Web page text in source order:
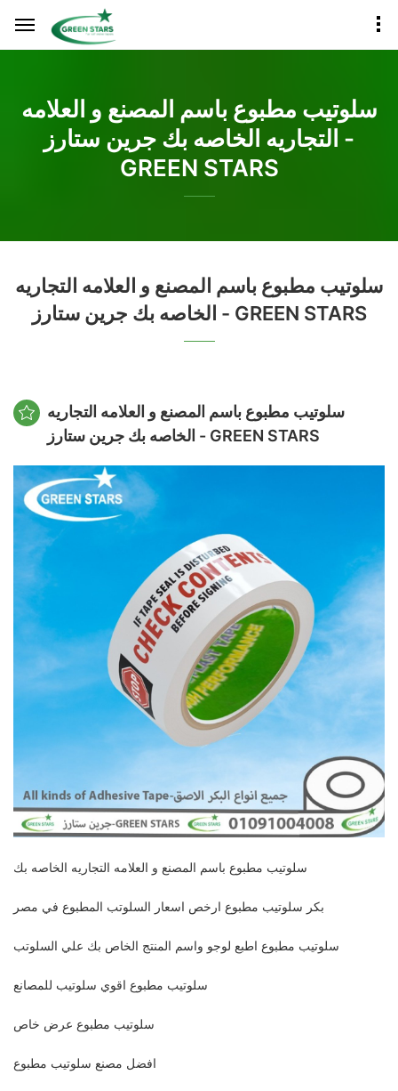
سلوتيب مطبوع باسم المصنع و العلامه
التجاريه الخاصه بك جرين ستارز -
GREEN STARS
سلوتيب مطبوع باسم المصنع و العلامه التجاريه
الخاصه بك جرين ستارز - GREEN STARS
سلوتيب مطبوع باسم المصنع و العلامه التجاريه
الخاصه بك جرين ستارز - GREEN STARS
سلوتيب مطبوع باسم المصنع و العلامه التجاريه الخاصه بك
بكر سلوتيب مطبوع ارخص اسعار السلوتب المطبوع في مصر
سلوتيب مطبوع اطبع لوجو واسم المنتج الخاص بك علي السلوتب
سلوتيب مطبوع اقوي سلوتيب للمصانع
سلوتيب مطبوع عرض خاص
افضل مصنع سلوتيب مطبوع